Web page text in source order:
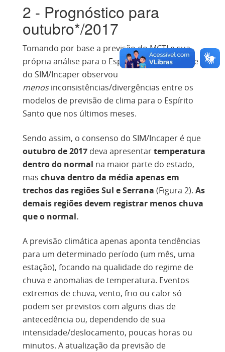
2 - Prognóstico para
outubro*/2017
Tomando por base a previsão do MCTI e sua
própria análise para o Espírito Santo, a equipe
do SIM/Incaper observou
menosinconsistências/divergências entre os
modelos de previsão de clima para o Espírito
Santo que nos últimos meses.
Sendo assim, o consenso do SIM/Incaper é que
outubro de 2017 deva apresentartemperatura
dentro do normal na maior parte do estado,
mas chuva dentro da média apenas em
trechos das regiões Sul e Serrana (Figura 2). As
demais regiões devem registrar menos chuva
que o normal.
A previsão climática apenas aponta tendências
para um determinado período (um mês, uma
estação), focando na qualidade do regime de
chuva e anomalias de temperatura. Eventos
extremos de chuva, vento, frio ou calor só
podem ser previstos com alguns dias de
antecedência ou, dependendo de sua
intensidade/deslocamento, poucas horas ou
minutos. A atualização da previsão de